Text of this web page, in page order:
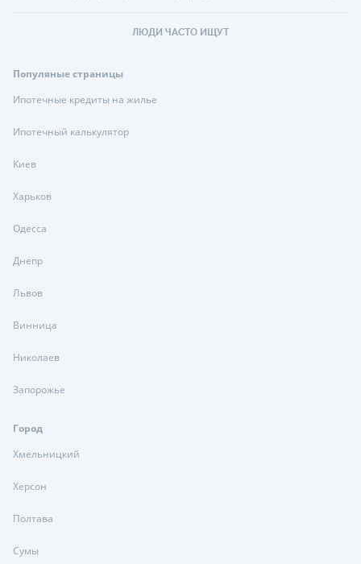
ЛЮДИ ЧАСТО ИЩУТ
Популяные страницы
Ипотечные кредиты на жилье
Ипотечный калькулятор
Киев
Харьков
Одесса
Днепр
Львов
Винница
Николаев
Запорожье
Город
Хмельницкий
Херсон
Полтава
Сумы